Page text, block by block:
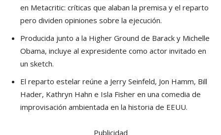
en Metacritic: críticas que alaban la premisa y el reparto
pero dividen opiniones sobre la ejecución.
Producida junto a la Higher Ground de Barack y Michelle
Obama, incluye al expresidente como actor invitado en
un sketch.
El reparto estelar reúne a Jerry Seinfeld, Jon Hamm, Bill
Hader, Kathryn Hahn e Isla Fisher en una comedia de
improvisación ambientada en la historia de EEUU.
Publicidad